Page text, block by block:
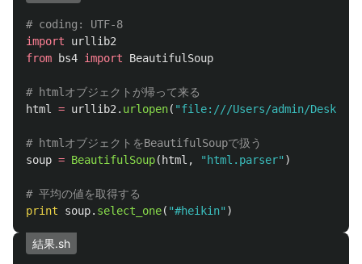
import
urllib2
from
bs4 import BeautifulSoup
html
= urllib2 . urlopen( "file:///Users/admin/
soup = BeautifulSoup( html , " html.parser" )
print
soup. select_one( "#heikin" )
結果.sh